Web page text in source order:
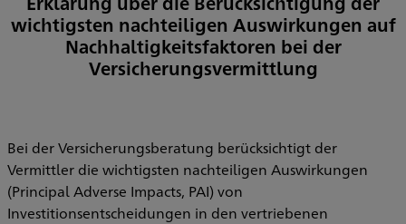
wichtigsten nachteiligen Auswirkungen auf
Nachhaltigkeitsfaktoren bei der
Versicherungsvermittlung
Bei der Versicherungsberatung berücksichtigt der
Vermittler die wichtigsten nachteiligen Auswirkungen
(Principal Adverse Impacts, PAI) von
Investitionsentscheidungen in den vertriebenen